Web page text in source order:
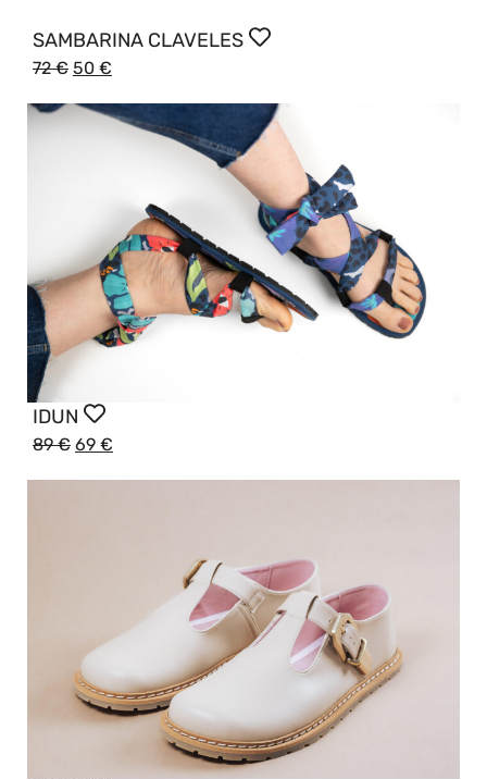
SAMBARINA CLAVELES
72€ 50 €
IDUN
89€ 69 €